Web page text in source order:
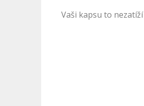
Vaši kapsu to nezatíží